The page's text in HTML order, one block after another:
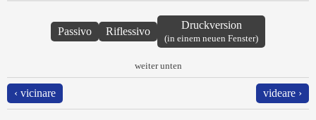
Passivo Riflessivo
Druckversion
(in einem neuen Fenster)
weiter unten
‹ vicinare videare ›